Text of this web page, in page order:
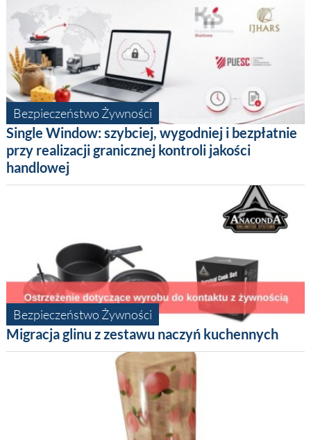
Bezpieczeństwo Żywności
Single Window: szybciej, wygodniej i bezpłatnie
przy realizacji granicznej kontroli jakości
handlowej
Bezpieczeństwo Żywności
Migracja glinu z zestawu naczyń kuchennych